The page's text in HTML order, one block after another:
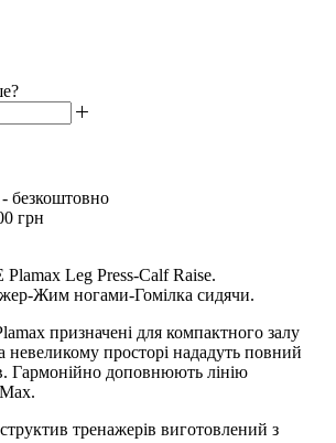
- безкоштовно
грн
Plamax Leg Press-Calf Raise.
Жим ногами-Гомілка сидячи.
призначені для компактного залу
невеликому просторі нададуть повний
Гармонійно доповнюють лінію
тренажерів виготовлений з